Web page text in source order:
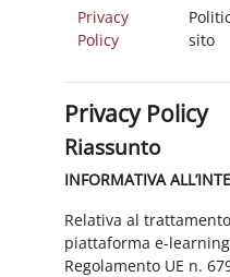
Privacy
Policy
sito
Privacy Policy
Riassunto
INFORMATIVA
Relativa al
piattaforma e-
Regolamento UE n.